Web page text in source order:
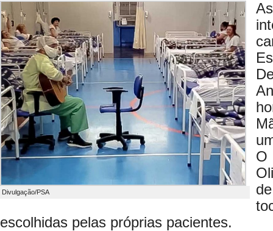
Divulgação/PSA
escolhidas pelas próprias pacientes.